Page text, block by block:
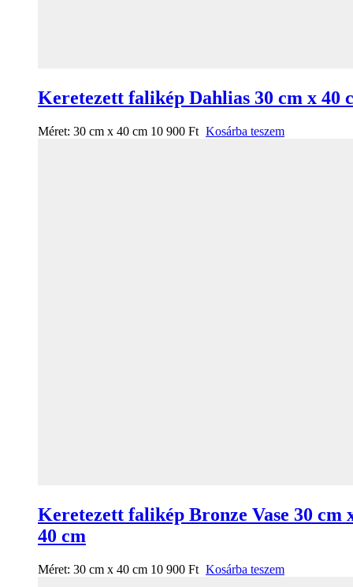
Keretezett falikép Dahlias 30 cm x 40
Méret: 30 cm x 40 cm 10 900 Ft Kosárba teszem
Keretezett falikép Bronze Vase 30 cm
40 cm
Méret: 30 cm x 40 cm 10 900 Ft Kosárba teszem